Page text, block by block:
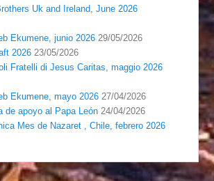
Uk and Ireland, June 2026
Ekumene, junio 2026 29/05/2026
2026 23/05/2026
Fratelli di Jesus Caritas, maggio 2026
Ekumene, mayo 2026 27/04/2026
de apoyo al Papa León 24/04/2026
Mes de Nazaret , Chile, febrero 2026